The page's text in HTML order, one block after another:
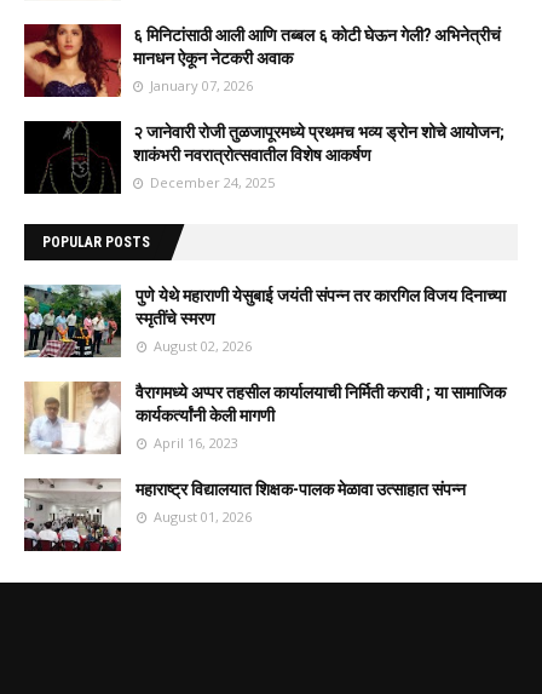
६ मिनिटांसाठी आली आणि तब्बल ६ कोटी घेऊन गेली? अभिनेत्रीचं
मानधन ऐकून नेटकरी अवाक
January 07, 2026
२ जानेवारी रोजी तुळजापूरमध्ये प्रथमच भव्य ड्रोन शोचे आयोजन;
शाकंभरी नवरात्रोत्सवातील विशेष आकर्षण
December 24, 2025
POPULAR POSTS
पुणे येथे महाराणी येसुबाई जयंती संपन्न तर कारगिल विजय दिनाच्या
स्मृतींचे स्मरण
August 02, 2026
वैरागमध्ये अप्पर तहसील कार्यालयाची निर्मिती करावी ; या सामाजिक
कार्यकर्त्यांनी केली मागणी
April 16, 2023
महाराष्ट्र विद्यालयात शिक्षक-पालक मेळावा उत्साहात संपन्न
August 01, 2026